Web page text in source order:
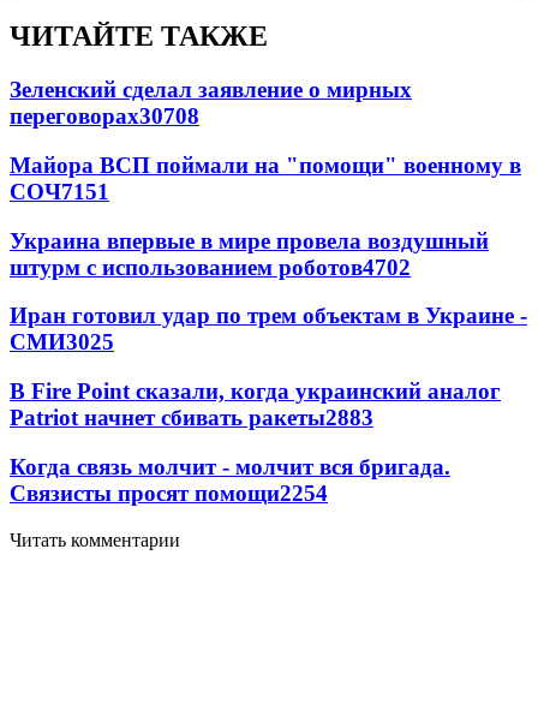
ЧИТАЙТЕ ТАКЖЕ
Зеленский сделал заявление о мирных
переговорах30708
Майора ВСП поймали на "помощи" военному в
СОЧ7151
Украина впервые в мире провела воздушный
штурм с использованием роботов4702
Иран готовил удар по трем объектам в Украине -
СМИ3025
В Fire Point сказали, когда украинский аналог
Patriot начнет сбивать ракеты2883
Когда связь молчит - молчит вся бригада.
Связисты просят помощи2254
Читать комментарии